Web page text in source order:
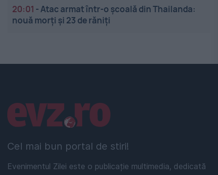
20:01 -Atac armat într-o școală din Thailanda:
nouă morți și 23 de răniți
Cel mai bun portal de stiri!
Evenimentul Zilei este o publicație multimedia, dedicată
Linkuri utile